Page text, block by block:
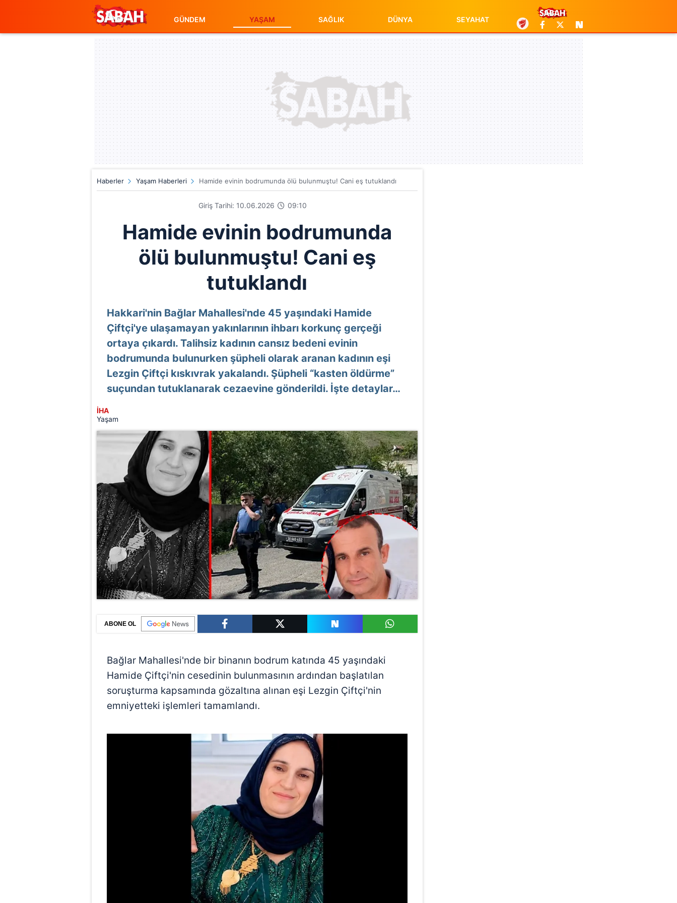
GÜNDEM YAŞAM SAĞLIK DÜNYA SEYAHAT
Haberler Yaşam Haberleri Hamide evinin bodrumunda ölü bulunmuştu! Cani eş tutuklandı
Giriş Tarihi: 10.06.2026 09:10
Hamide evinin bodrumunda
ölü bulunmuştu! Cani eş
tutuklandı
Hakkari'nin Bağlar Mahallesi'nde 45 yaşındaki Hamide
Çiftçi'ye ulaşamayan yakınlarının ihbarı korkunç gerçeği
ortaya çıkardı. Talihsiz kadının cansız bedeni evinin
bodrumunda bulunurken şüpheli olarak aranan kadının eşi
Lezgin Çiftçi kıskıvrak yakalandı. Şüpheli “kasten öldürme”
suçundan tutuklanarak cezaevine gönderildi. İşte detaylar…
İHA
Yaşam
ABONE OL
Bağlar Mahallesi'nde bir binanın bodrum katında 45 yaşındaki
Hamide Çiftçi'nin cesedinin bulunmasının ardından başlatılan
soruşturma kapsamında gözaltına alınan eşi Lezgin Çiftçi'nin
emniyetteki işlemleri tamamlandı.